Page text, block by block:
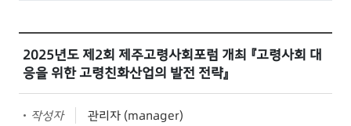
2025년도 제2회 제주고령사회포럼 개최 『고령사회 대
응을 위한 고령친화산업의 발전 전략』
작성자
관리자 (manager)